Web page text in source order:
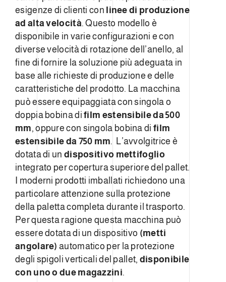
esigenze di clienti con linee di produzione
ad alta velocità. Questo modello è
disponibile in varie configurazioni e con
diverse velocità di rotazione dell’anello, al
fine di fornire la soluzione più adeguata in
base alle richieste di produzione e delle
caratteristiche del prodotto. La macchina
può essere equipaggiata con singola o
doppia bobina difilm estensibile da 500
mm, oppure con singola bobina di film
estensibile da 750 mm. L’avvolgitrice è
dotata di un dispositivo mettifoglio
integrato per copertura superiore del pallet.
I moderni prodotti imballati richiedono una
particolare attenzione sulla protezione
della paletta completa durante il trasporto.
Per questa ragione questa macchina può
essere dotata di un dispositivo (metti
angolare) automatico per la protezione
degli spigoli verticali del pallet, disponibile
con uno o due magazzini.